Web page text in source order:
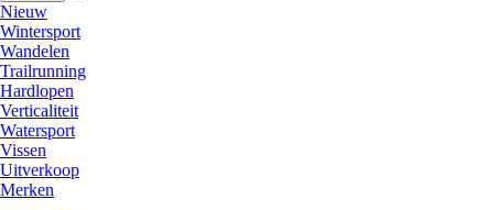
Nieuw
Wintersport
Wandelen
Trailrunning
Hardlopen
Verticaliteit
Watersport
Vissen
Uitverkoop
Merken